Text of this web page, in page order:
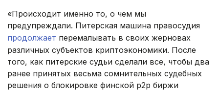
«Происходит именно то, о чем мы
предупреждали. Питерская машина правосудия
продолжает перемалывать в своих жерновах
различных субъектов криптоэкономики. После
того, как питерские судьи сделали все, чтобы два
ранее принятых весьма сомнительных судебных
решения о блокировке финской p2p биржи